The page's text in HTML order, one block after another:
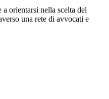
orientarsi nella scelta del
una rete di avvocati e